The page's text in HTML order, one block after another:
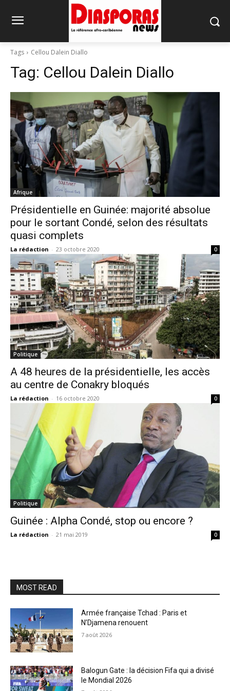
Tags Cellou Dalein Diallo
Tag: Cellou Dalein Diallo
Afrique
Présidentielle en Guinée: majorité absolue
pour le sortant Condé, selon des résultats
quasi complets
La rédaction - 23 octobre 2020 0
Politique
A 48 heures de la présidentielle, les accès
au centre de Conakry bloqués
La rédaction - 16 octobre 2020 0
Politique
Guinée : Alpha Condé, stop ou encore ?
La rédaction - 21 mai 2019 0
MOST READ
Armée française Tchad : Paris et
N’Djamena renouent
7 août 2026
Balogun Gate : la décision Fifa qui a divisé
le Mondial 2026